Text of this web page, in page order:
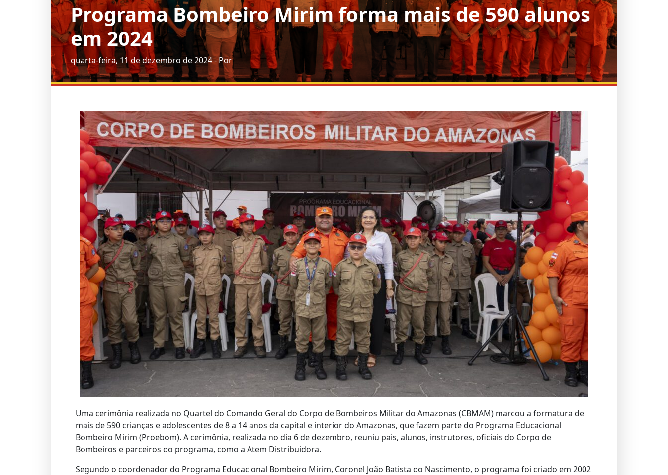
Programa Bombeiro Mirim forma mais de 590 alunos
em 2024
quarta-feira, 11 de dezembro de 2024 - Por
Uma cerimônia realizada no Quartel do Comando Geral do Corpo de Bombeiros Militar do Amazonas (CBMAM) marcou a formatura de
mais de 590 crianças e adolescentes de 8 a 14 anos da capital e interior do Amazonas, que fazem parte do Programa Educacional
Bombeiro Mirim (Proebom). A cerimônia, realizada no dia 6 de dezembro, reuniu pais, alunos, instrutores, oficiais do Corpo de
Bombeiros e parceiros do programa, como a Atem Distribuidora.
Segundo o coordenador do Programa Educacional Bombeiro Mirim, Coronel João Batista do Nascimento, o programa foi criado em 2002